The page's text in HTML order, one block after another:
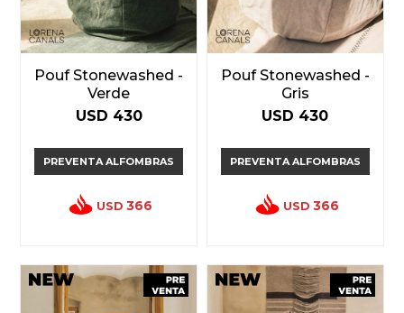
Pouf Stonewashed -
Verde
USD 430
PREVENTA ALFOMBRAS
USD 366
Pouf Stonewashed -
Gris
USD 430
PREVENTA ALFOMBRAS
USD 366